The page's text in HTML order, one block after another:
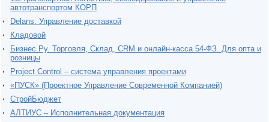
автотранспортом КОРП
Delans. Управление доставкой
Кладовой
Бизнес.Ру. Торговля, Склад, CRM и онлайн-касса 54-ФЗ. Для опта и
розницы
Project Сontrol – система управления проектами
«ПУСК» (Проектное Управление Современной Компанией)
СтройБюджет
АЛТИУС – Исполнительная документация